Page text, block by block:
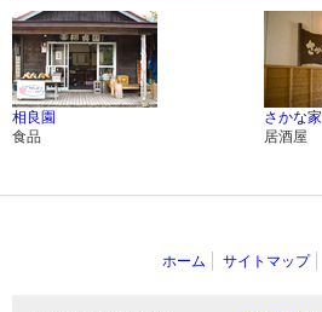
相良園
食品
さかな家
居酒屋
ホーム サイトマップ